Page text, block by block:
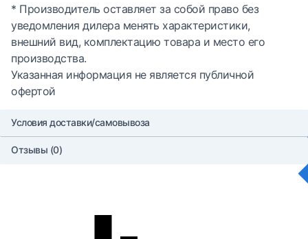
* Производитель оставляет за собой право без
уведомления дилера менять характеристики,
внешний вид, комплектацию товара и место его
производства.
Указанная информация не является публичной
офертой
Условия доставки/самовывоза
Отзывы (0)